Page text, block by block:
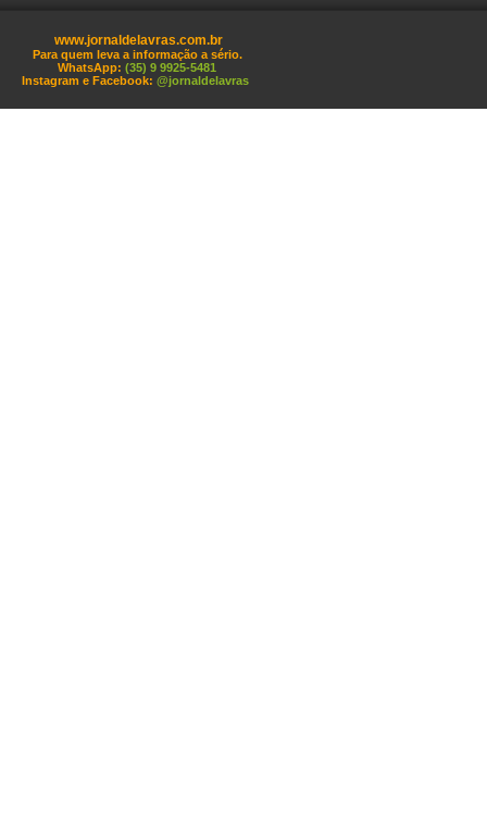
www.jornaldelavras.com.br
Para quem leva a informação a sério.
WhatsApp: (35) 9 9925-5481
Instagram e Facebook: @jornaldelavras